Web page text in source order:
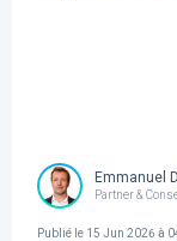
Emmanuel
Partner &
Publié le 15 Jun 2026 à